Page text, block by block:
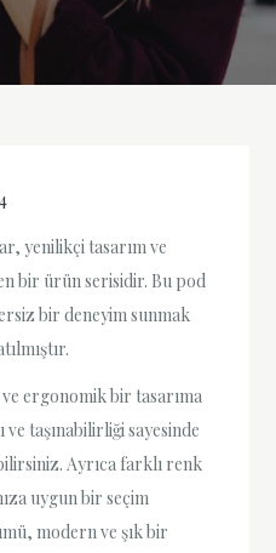
yenilikçi tasarım ve
bir ürün serisidir. Bu pod
bir deneyim sunmak
ergonomik bir tasarıma
taşınabilirliği sayesinde
Ayrıca farklı renk
uygun bir seçim
modern ve şık bir